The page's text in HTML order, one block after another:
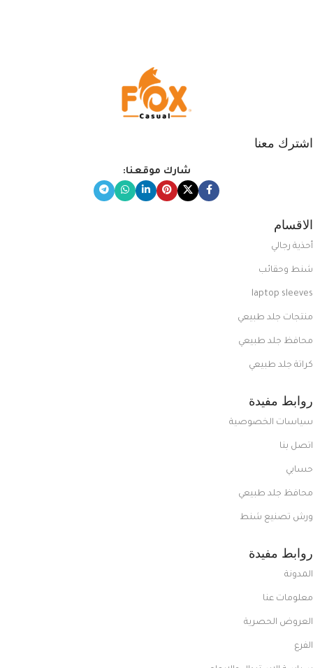
اشترك معنا
شارك موقعنا:
الاقسام
أحذية رجالي
شنط وحقائب
laptop sleeves
منتجات جلد طبيعي
محافظ جلد طبيعي
كراتة جلد طبيعي
روابط مفيدة
سياسات الخصوصية
اتصل بنا
حسابي
محافظ جلد طبيعي
ورش تصنيع شنط
روابط مفيدة
المدونة
معلومات عنا
العروض الحصرية
الفرع